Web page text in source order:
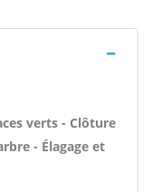
verts - Clôture
- Élagage et